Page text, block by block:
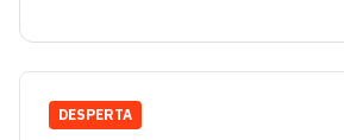
DESPERTA